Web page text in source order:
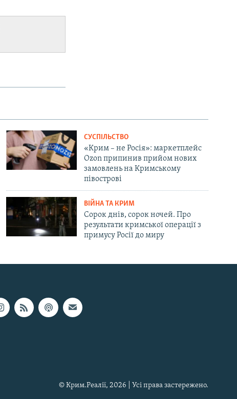
СУСПІЛЬСТВО
«Крим – не Росія»: маркетплейс
Ozon припинив прийом нових
замовлень на Кримському
півострові
ВІЙНА ТА КРИМ
Сорок днів, сорок ночей. Про
результати кримської операції з
примусу Росії до миру
© Крим.Реалії, 2026 | Усі права застережено.